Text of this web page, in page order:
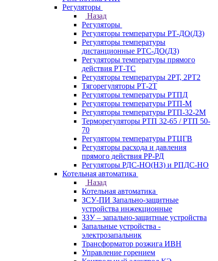
Регуляторы
Назад
Регуляторы
Регуляторы температуры РТ-ДО(ДЗ)
Регуляторы температуры
дистанционные РТС-ДО(ДЗ)
Регуляторы температуры прямого
действия РТ-ТС
Регуляторы температуры 2РТ, 2РT2
Тягорегуляторы РТ-2Т
Регуляторы температуры РТПД
Регуляторы температуры РТП-M
Регуляторы температуры РТП-32-2М
Терморегуляторы РТП 32-65 / РТП 50-
70
Регуляторы температуры РТЦГВ
Регуляторы расхода и давления
прямого действия РР-РД
Регуляторы РДС-НО(НЗ) и РПДС-НО
Котельная автоматика
Назад
Котельная автоматика
ЗСУ-ПИ Запально-защитные
устройства инжекционные
ЗЗУ – запально-защитные устройства
Запальные устройства -
электрозапальник
Трансформатор розжига ИВН
Управление горением